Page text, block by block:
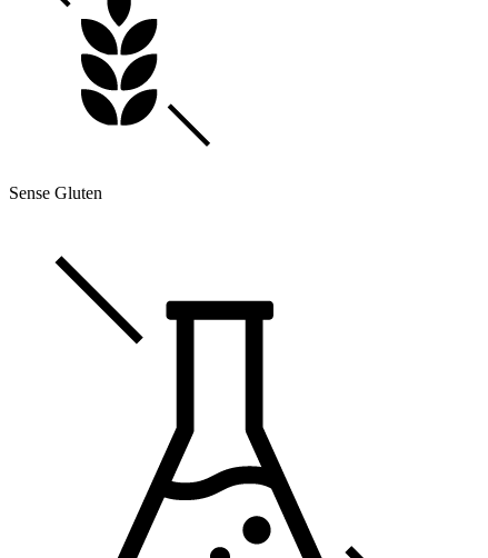
Sense Gluten